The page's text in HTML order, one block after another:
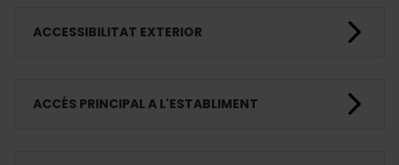
ACCESSIBILITAT EXTERIOR
ACCÉS PRINCIPAL A L'ESTABLIMENT